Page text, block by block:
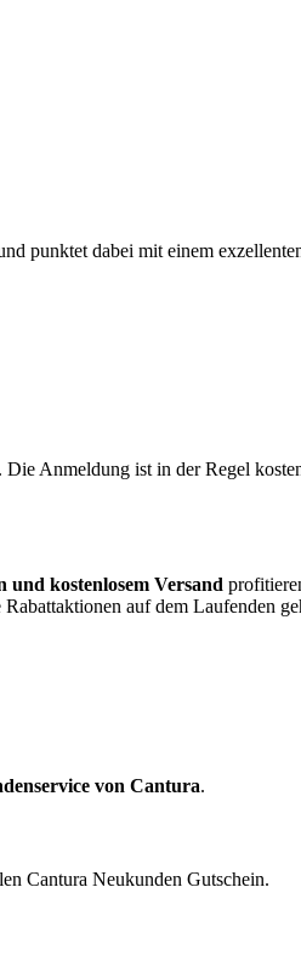
punktet dabei mit einem
Anmeldung ist in der Regel
und kostenlosem Versand
auf dem Laufenden
von Cantura.
Cantura Neukunden Gutschein.